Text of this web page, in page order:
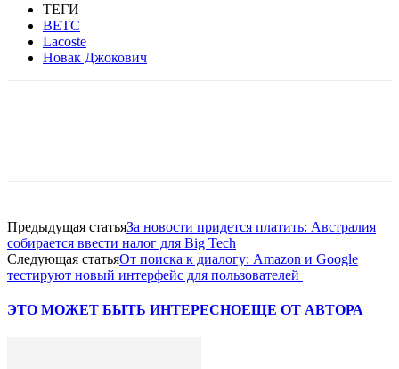
ТЕГИ
BETC
Lacoste
Новак Джокович
Предыдущая статьяЗа новости придется платить: Австралия
собирается ввести налог для Big Tech
Следующая статьяОт поиска к диалогу: Amazon и Google
тестируют новый интерфейс для пользователей
ЭТО МОЖЕТ БЫТЬ ИНТЕРЕСНОЕЩЕ ОТ АВТОРА